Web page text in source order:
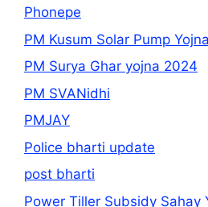
Phonepe
PM Kusum Solar Pump Yojna
PM Surya Ghar yojna 2024
PM SVANidhi
PMJAY
Police bharti update
post bharti
Power Tiller Subsidy Sahay